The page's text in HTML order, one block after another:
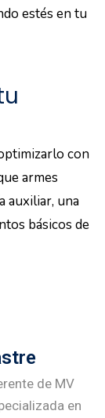
estés en tu
con
armes
auxiliar, una
básicos de
de MV
en